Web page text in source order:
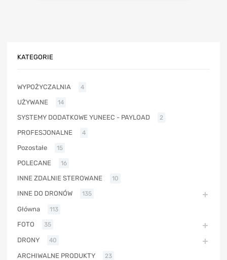
KATEGORIE
WYPOŻYCZALNIA 4
UŻYWANE 14
SYSTEMY DODATKOWE YUNEEC - PAYLOAD 2
PROFESJONALNE 4
Pozostałe 15
POLECANE 16
INNE ZDALNIE STEROWANE 10
INNE DO DRONÓW 135
Główna 113
FOTO 35
DRONY 40
ARCHIWALNE PRODUKTY 23